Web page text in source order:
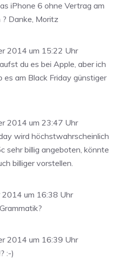
iPhone 6 ohne Vertrag am
Danke, Moritz
2014 um 15:22 Uhr
du es bei Apple, aber ich
es am Black Friday günstiger
2014 um 23:47 Uhr
wird höchstwahrscheinlich
sehr billig angeboten, könnte
billiger vorstellen.
2014 um 16:38 Uhr
2014 um 16:39 Uhr
:-)